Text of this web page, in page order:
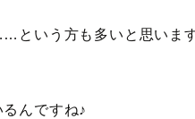
という方も多いと思いま
んですね♪